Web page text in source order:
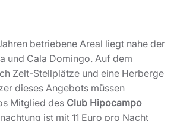
betriebene Areal liegt nahe der
und Cala Domingo. Auf dem
Zelt-Stellplätze und eine Herberge
dieses Angebots müssen
Mitglied des Club Hipocampo
ist mit 11 Euro pro Nacht